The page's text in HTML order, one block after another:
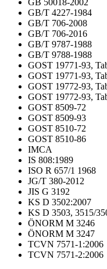
GB 50018-2002
GB/T 4227-1984
GB/T 706-2008
GB/T 706-2016
GB/T 9787-1988
GB/T 9788-1988
GOST 19771-93,
GOST 19771-93,
GOST 19772-93,
GOST 19772-93,
GOST 8509-72
GOST 8509-93
GOST 8510-72
GOST 8510-86
IMCA
IS 808:1989
ISO R 657/1 1968
JG/T 380-2012
JIS G 3192
KS D 3502:2007
KS D 3503, 3515/
ÖNORM M 3246
ÖNORM M 3247
TCVN 7571-1:2006
TCVN 7571-2:2006